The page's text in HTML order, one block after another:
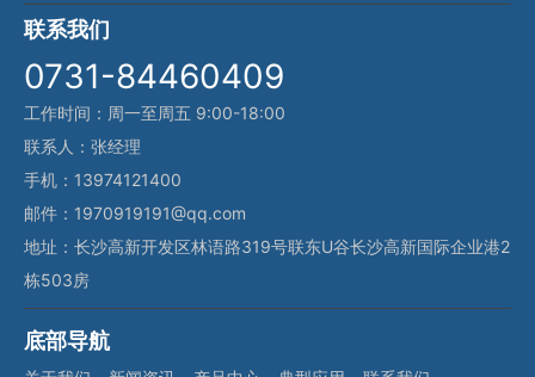
联系我们
0731-84460409
工作时间：周一至周五 9:00-18:00
联系人：张经理
手机：13974121400
邮件：1970919191@qq.com
地址：长沙高新开发区林语路319号联东U谷长沙高新国际企业港2
栋503房
底部导航